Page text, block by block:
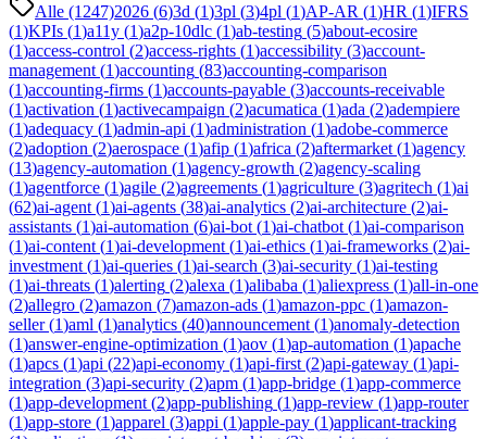
Alle (1247)2026 (6)3d (1)3pl (3)4pl (1)AP-AR (1)HR (1)IFRS
(1)KPIs (1)a11y (1)a2p-10dlc (1)ab-testing (5)about-ecosire
(1)access-control (2)access-rights (1)accessibility (3)account-
management (1)accounting (83)accounting-comparison
(1)accounting-firms (1)accounts-payable (3)accounts-receivable
(1)activation (1)activecampaign (2)acumatica (1)ada (2)adempiere
(1)adequacy (1)admin-api (1)administration (1)adobe-commerce
(2)adoption (2)aerospace (1)afip (1)africa (2)aftermarket (1)agency
(13)agency-automation (1)agency-growth (2)agency-scaling
(1)agentforce (1)agile (2)agreements (1)agriculture (3)agritech (1)ai
(62)ai-agent (1)ai-agents (38)ai-analytics (2)ai-architecture (2)ai-
assistants (1)ai-automation (6)ai-bot (1)ai-chatbot (1)ai-comparison
(1)ai-content (1)ai-development (1)ai-ethics (1)ai-frameworks (2)ai-
investment (1)ai-queries (1)ai-search (3)ai-security (1)ai-testing
(1)ai-threats (1)alerting (2)alexa (1)alibaba (1)aliexpress (1)all-in-one
(2)allegro (2)amazon (7)amazon-ads (1)amazon-ppc (1)amazon-
seller(1)aml (1)analytics (40)announcement (1)anomaly-detection
(1)answer-engine-optimization (1)aov (1)ap-automation (1)apache
(1)apcs (1)api (22)api-economy (1)api-first (2)api-gateway (1)api-
integration (3)api-security (2)apm (1)app-bridge (1)app-commerce
(1)app-development (2)app-publishing (1)app-review (1)app-router
(1)app-store (1)apparel (3)appi (1)apple-pay (1)applicant-tracking